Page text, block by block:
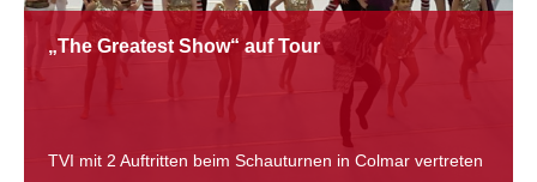
„The Greatest Show“ auf Tour
TVI mit 2 Auftritten beim Schauturnen in Colmar vertreten